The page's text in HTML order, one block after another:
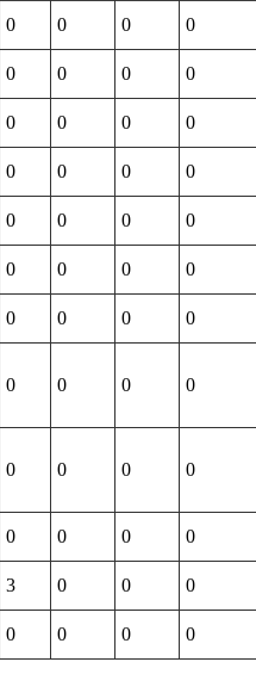
0 0 0 0
0 0 0 0
0 0 0 0
0 0 0 0
0 0 0 0
0 0 0 0
0 0 0 0
0 0 0 0
0 0 0 0
0 0 0 0
3 0 0 0
0 0 0 0